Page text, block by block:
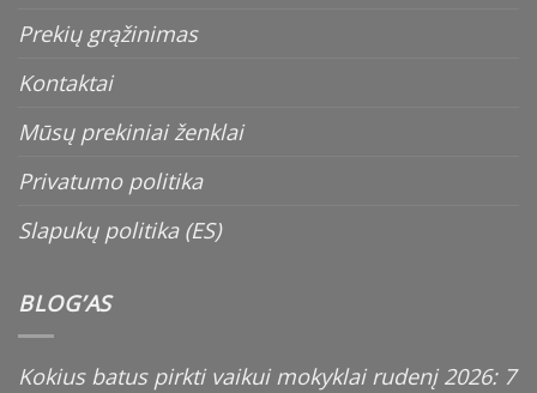
Prekių grąžinimas
Kontaktai
Mūsų prekiniai ženklai
Privatumo politika
Slapukų politika (ES)
BLOG’AS
Kokius batus pirkti vaikui mokyklai rudenį 2026: 7